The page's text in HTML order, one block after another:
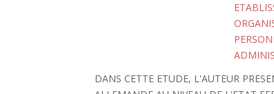
DANS CETTE ETUDE, L'AUTEUR